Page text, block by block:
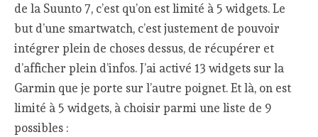
de la Suunto 7, c’est qu’on est limité à 5 widgets. Le
but d’une smartwatch, c’est justement de pouvoir
intégrer plein de choses dessus, de récupérer et
d’afficher plein d’infos. J’ai activé 13 widgets sur la
Garmin que je porte sur l’autre poignet. Et là, on est
limité à 5 widgets, à choisir parmi une liste de 9
possibles :